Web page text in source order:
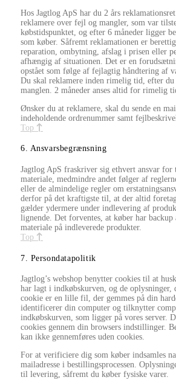
Hos Jagtlog ApS har du 2 års
reklamere over fejl og mangler, som var
købstidspunktet, og efter 6 måneder ligger
som køber. Såfremt reklamationen er
reparation, ombytning, afslag i prisen eller
afhængig af situationen. Det er en
opstået som følge af fejlagtig håndtering af
Du skal reklamere inden rimelig tid, efter du
manglen. 2 måneder anses altid for rimelig
Ønsker du at reklamere, skal du sende en
indeholdende ordrenummer samt
Top
6. Ansvarsbegrænsning
Jagtlog ApS fraskriver sig ethvert ansvar for
materiale, medmindre andet følger af
eller de almindelige regler om
derfor på det kraftigste til, at der altid
gælder ydermere under indlevering af
lignende. Det forventes, at køber har backup
materiale på indleverede produkter.
Top
7. Persondatapolitik
Jagtlog’s webshop benytter cookies til at
har lagt i indkøbskurven, og de oplysninger,
cookie er en lille fil, der gemmes på din
identificerer din computer og tilknytter
indkøbskurven, som ligger på vores server.
cookies gennem din browsers indstillinger.
kan ikke gennemføres uden cookies.
For at verificiere dig som køber indsamles
mailadresse i bestillingsprocessen.
til levering, såfremt du køber fysiske varer.